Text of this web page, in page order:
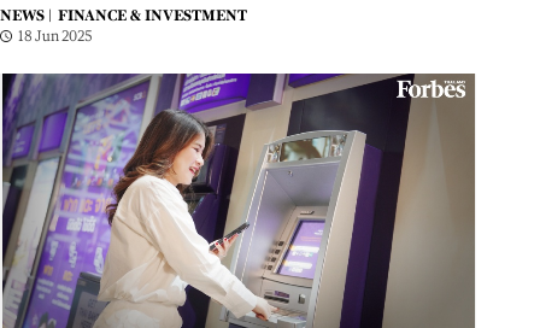
NEWS |
FINANCE & INVESTMENT
18 Jun 2025